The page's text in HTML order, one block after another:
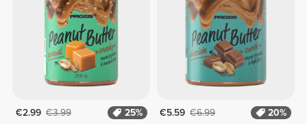
€2.99 €3.99
25%
€5.59 €6.99
20%